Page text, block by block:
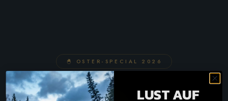
🐣 OSTER-SPECIAL 2026
LUST AUF